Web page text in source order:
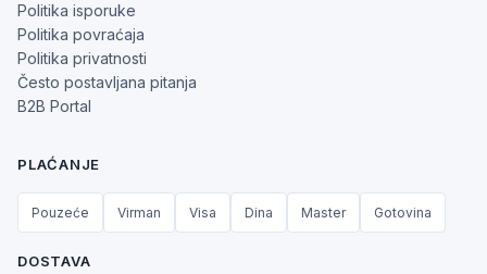
Politika isporuke
Politika povraćaja
Politika privatnosti
Često postavljana pitanja
B2B Portal
PLAĆANJE
Pouzeće Virman Visa Dina Master Gotovina
DOSTAVA